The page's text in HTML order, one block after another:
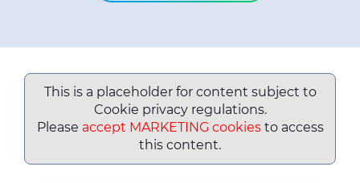
This is a placeholder for content subject to
Cookie privacy regulations.
Please accept MARKETING cookiesto access
this content.